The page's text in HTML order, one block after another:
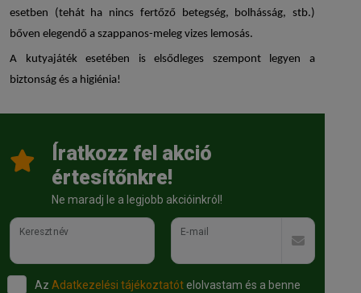
esetben (tehát ha nincs fertőző betegség, bolhásság, stb.)
bőven elegendő a szappanos-meleg vizes lemosás.
A kutyajátékesetében is elsődleges szempont legyen a
biztonság és a higiénia!
Íratkozz fel akció
értesítőnkre!
Ne maradj le a legjobb akcióinkról!
Keresztnév E-mail
Az Adatkezelési tájékoztatót elolvastam és a benne